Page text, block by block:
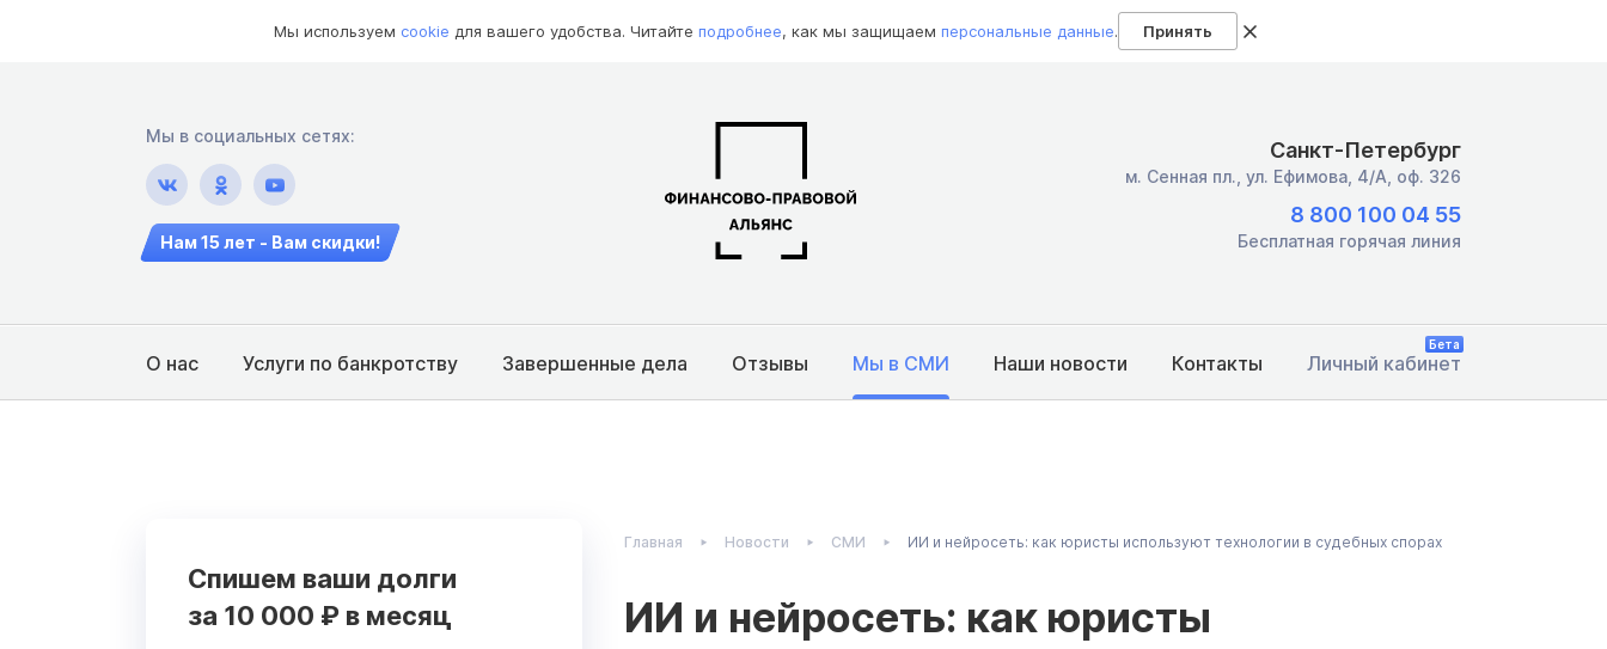
Мы используем cookie для вашего удобства. Читайте подробнее, как мы защищаем персональные данные. Принять
Мы в социальных сетях:
Нам 15 лет - Вам скидки!
Санкт-Петербург
м. Сенная пл., ул. Ефимова, 4/А, оф. 326
8 800 100 04 55
Бесплатная горячая линия
О нас Услуги по банкротству Завершенные дела Отзывы Мы в СМИ Наши новости Контакты Личный кабинет
Бета
Спишем ваши долги
за 10 000 ₽ в месяц
Главная Новости СМИ ИИ и нейросеть: как юристы используют технологии в судебных спорах
ИИ и нейросеть: как юристы